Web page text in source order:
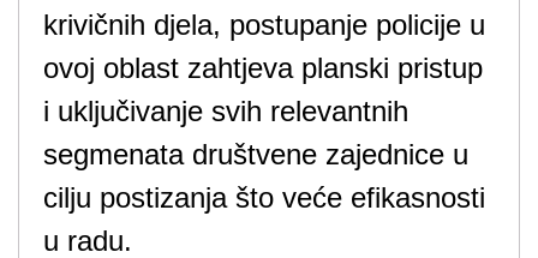
krivičnih djela, postupanje policije u
ovoj oblast zahtjeva planski pristup
i uključivanje svih relevantnih
segmenata društvene zajednice u
cilju postizanja što veće efikasnosti
u radu.